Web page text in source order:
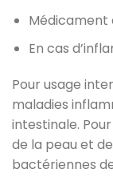
Médicament
En cas
Pour usage
maladies
intestinale.
de la peau et
bactériennes